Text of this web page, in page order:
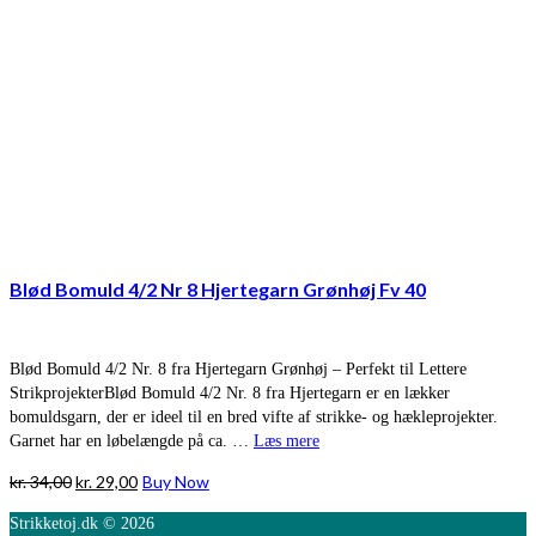
Blød Bomuld 4/2 Nr 8 Hjertegarn Grønhøj Fv 40
Blød Bomuld 4/2 Nr. 8 fra Hjertegarn Grønhøj – Perfekt til Lettere
StrikprojekterBlød Bomuld 4/2 Nr. 8 fra Hjertegarn er en lækker
bomuldsgarn, der er ideel til en bred vifte af strikke- og hækleprojekter.
Garnet har en løbelængde på ca. … Læs mere
kr.34,00Den
pris
kr. 29,00Den
pris
Buy Now
Strikketoj.dk © 2026